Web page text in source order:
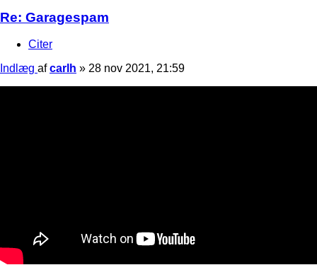
Re: Garagespam
Citer
Indlæg afcarlh » 28 nov 2021, 21:59